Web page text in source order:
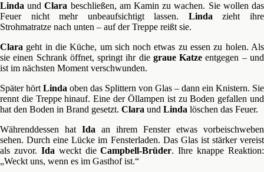
Linda undClara beschließen, am Kamin zu wachen. Sie wollen das
Feuer nicht mehr unbeaufsichtigt lassen. Linda zieht ihre
Strohmatratze nach unten – auf der Treppe reißt sie.
Clara geht in die Küche, um sich noch etwas zu essen zu holen. Als
sie einen Schrank öffnet, springt ihr die graue Katze entgegen – und
ist im nächsten Moment verschwunden.
Später hört Linda oben das Splittern von Glas – dann ein Knistern. Sie
rennt die Treppe hinauf. Eine der Öllampen ist zu Boden gefallen und
hat den Boden in Brand gesetzt. Clara und Linda löschen das Feuer.
Währenddessen hat Ida an ihrem Fenster etwas vorbeischweben
sehen. Durch eine Lücke im Fensterladen. Das Glas ist stärker vereist
als zuvor. Ida weckt dieCampbell-Brüder. Ihre knappe Reaktion:
„Weckt uns, wenn es im Gasthof ist.“